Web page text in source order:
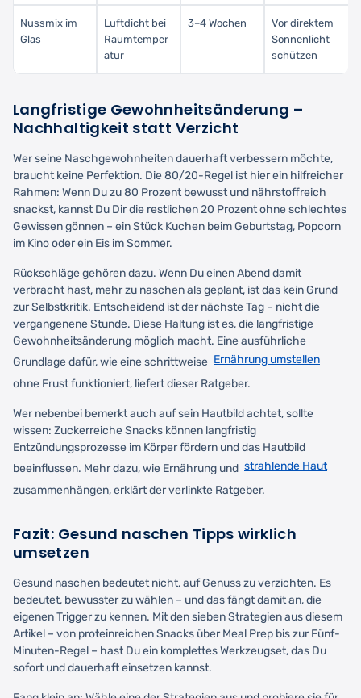
Nussmix im
Glas
Luftdicht bei
Raumtemper
atur
3–4 Wochen
Vor direktem
Sonnenlicht
schützen
Langfristige Gewohnheitsänderung –
Nachhaltigkeit statt Verzicht
Wer seine Naschgewohnheiten dauerhaft verbessern möchte,
braucht keine Perfektion. Die 80/20-Regel ist hier ein hilfreicher
Rahmen: Wenn Du zu 80 Prozent bewusst und nährstoffreich
snackst, kannst Du Dir die restlichen 20 Prozent ohne schlechtes
Gewissen gönnen – ein Stück Kuchen beim Geburtstag, Popcorn
im Kino oder ein Eis im Sommer.
Rückschläge gehören dazu. Wenn Du einen Abend damit
verbracht hast, mehr zu naschen als geplant, ist das kein Grund
zur Selbstkritik. Entscheidend ist der nächste Tag – nicht die
vergangenene Stunde. Diese Haltung ist es, die langfristige
Gewohnheitsänderung möglich macht. Eine ausführliche
Grundlage dafür, wie eine schrittweise Ernährung umstellen
ohne Frust funktioniert, liefert dieser Ratgeber.
Wer nebenbei bemerkt auch auf sein Hautbild achtet, sollte
wissen: Zuckerreiche Snacks können langfristig
Entzündungsprozesse im Körper fördern und das Hautbild
beeinflussen. Mehr dazu, wie Ernährung und strahlende Haut
zusammenhängen, erklärt der verlinkte Ratgeber.
Fazit: Gesund naschen Tipps wirklich
umsetzen
Gesund naschen bedeutet nicht, auf Genuss zu verzichten. Es
bedeutet, bewusster zu wählen – und das fängt damit an, die
eigenen Trigger zu kennen. Mit den sieben Strategien aus diesem
Artikel – von proteinreichen Snacks über Meal Prep bis zur Fünf-
Minuten-Regel – hast Du ein komplettes Werkzeugset, das Du
sofort und dauerhaft einsetzen kannst.